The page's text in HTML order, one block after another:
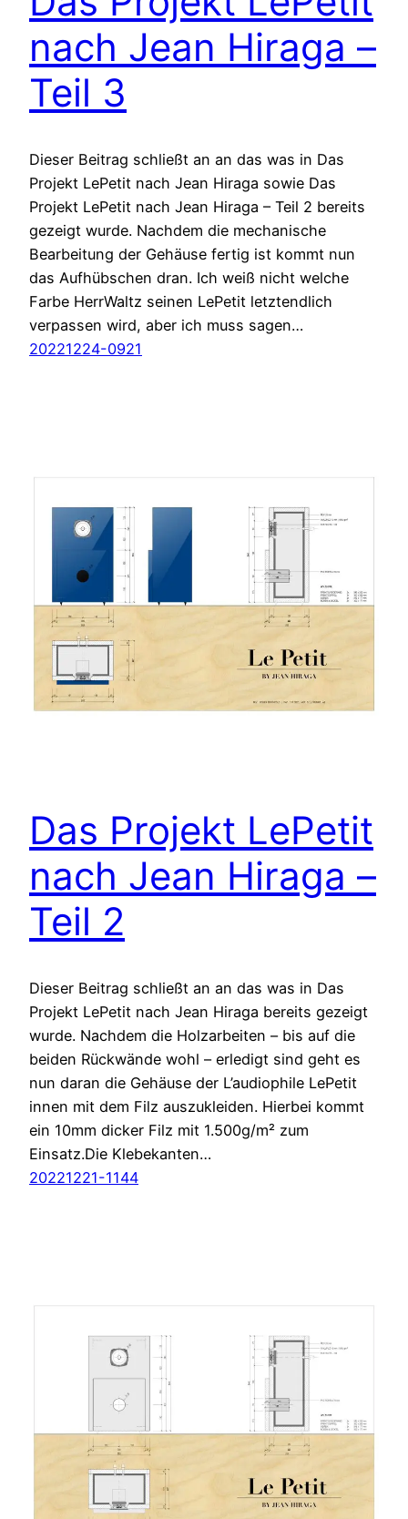
nach Jean Hiraga –
Teil 3
Dieser Beitrag schließt an an das was in Das
Projekt LePetit nach Jean Hiraga sowie Das
Projekt LePetit nach Jean Hiraga – Teil 2 bereits
gezeigt wurde. Nachdem die mechanische
Bearbeitung der Gehäuse fertig ist kommt nun
das Aufhübschen dran. Ich weiß nicht welche
Farbe HerrWaltz seinen LePetit letztendlich
verpassen wird, aber ich muss sagen…
20221224-0921
Das Projekt LePetit
nach Jean Hiraga –
Teil 2
Dieser Beitrag schließt an an das was in Das
Projekt LePetit nach Jean Hiraga bereits gezeigt
wurde. Nachdem die Holzarbeiten – bis auf die
beiden Rückwände wohl – erledigt sind geht es
nun daran die Gehäuse der L’audiophile LePetit
innen mit dem Filz auszukleiden. Hierbei kommt
ein 10mm dicker Filz mit 1.500g/m² zum
Einsatz.Die Klebekanten…
20221221-1144